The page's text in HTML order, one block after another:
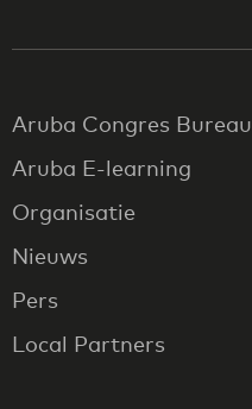
Aruba Congres Bureau
Aruba E-learning
Organisatie
Nieuws
Pers
Local Partners